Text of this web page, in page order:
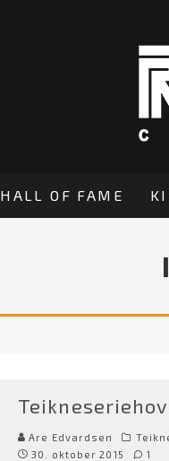
HALL OF FAME
Are Edvardsen
30. oktober 2015
1